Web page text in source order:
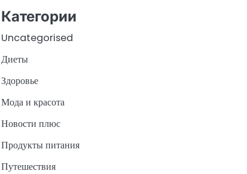
Категории
Uncategorised
Диеты
Здоровье
Мода и красота
Новости плюс
Продукты питания
Путешествия